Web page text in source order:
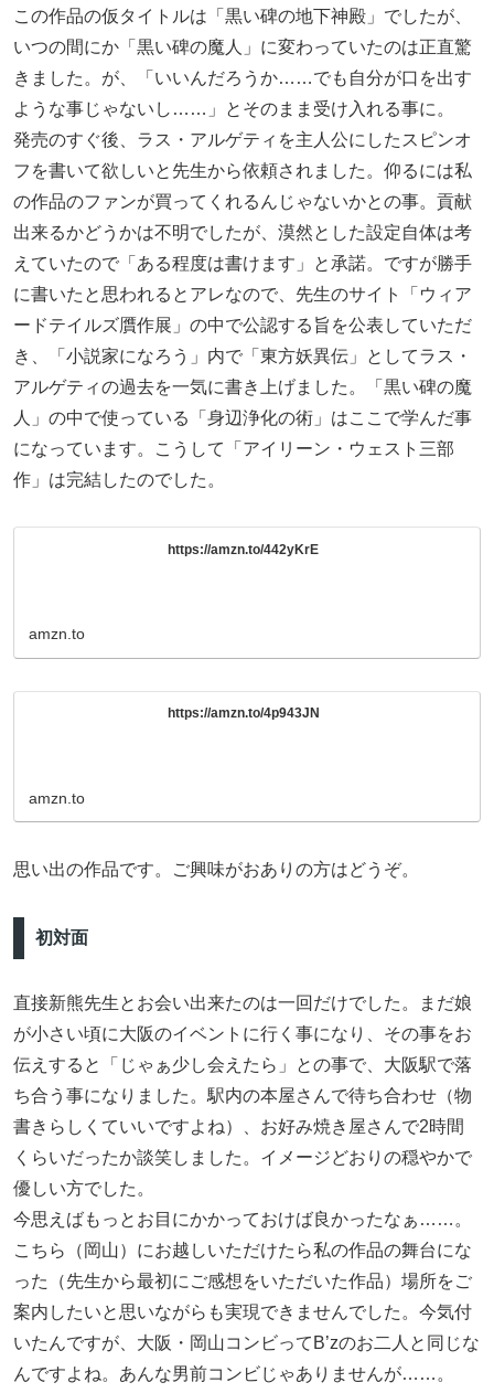
この作品の仮タイトルは「黒い碑の地下神殿」でしたが、
いつの間にか「黒い碑の魔人」に変わっていたのは正直驚
きました。が、「いいんだろうか……でも自分が口を出す
ような事じゃないし……」とそのまま受け入れる事に。
発売のすぐ後、ラス・アルゲティを主人公にしたスピンオ
フを書いて欲しいと先生から依頼されました。仰るには私
の作品のファンが買ってくれるんじゃないかとの事。貢献
出来るかどうかは不明でしたが、漠然とした設定自体は考
えていたので「ある程度は書けます」と承諾。ですが勝手
に書いたと思われるとアレなので、先生のサイト「ウィア
ードテイルズ贋作展」の中で公認する旨を公表していただ
き、「小説家になろう」内で「東方妖異伝」としてラス・
アルゲティの過去を一気に書き上げました。「黒い碑の魔
人」の中で使っている「身辺浄化の術」はここで学んだ事
になっています。こうして「アイリーン・ウェスト三部
作」は完結したのでした。
https://amzn.to/442yKrE
amzn.to
https://amzn.to/4p943JN
amzn.to
思い出の作品です。ご興味がおありの方はどうぞ。
初対面
直接新熊先生とお会い出来たのは一回だけでした。まだ娘
が小さい頃に大阪のイベントに行く事になり、その事をお
伝えすると「じゃぁ少し会えたら」との事で、大阪駅で落
ち合う事になりました。駅内の本屋さんで待ち合わせ（物
書きらしくていいですよね）、お好み焼き屋さんで2時間
くらいだったか談笑しました。イメージどおりの穏やかで
優しい方でした。
今思えばもっとお目にかかっておけば良かったなぁ……。
こちら（岡山）にお越しいただけたら私の作品の舞台にな
った（先生から最初にご感想をいただいた作品）場所をご
案内したいと思いながらも実現できませんでした。今気付
いたんですが、大阪・岡山コンビってB’zのお二人と同じな
んですよね。あんな男前コンビじゃありませんが……。